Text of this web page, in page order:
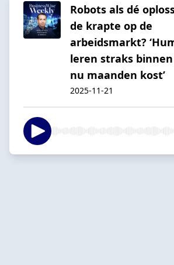
Robots als dé
de krapte op de
arbeidsmarkt?
leren straks
nu maanden kost’
2025-11-21